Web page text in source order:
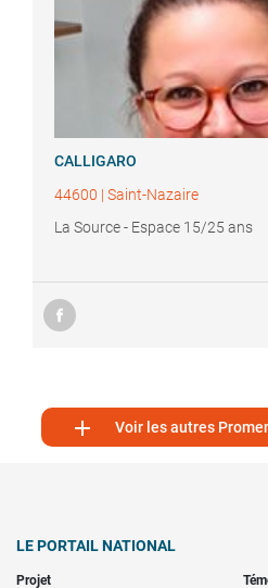
CALLIGARO
44600 | Saint-Nazaire
La Source - Espace 15/25 ans
 Voir les autres
LE PORTAIL NATIONAL
Projet